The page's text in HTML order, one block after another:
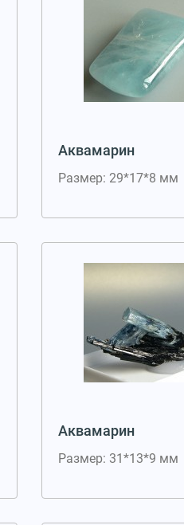
Аквамарин
Размер: 29*17*8 мм
Аквамарин
Размер: 31*13*9 мм